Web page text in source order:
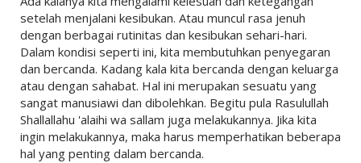
setelah menjalani kesibukan. Atau muncul rasa jenuh
dengan berbagai rutinitas dan kesibukan sehari-hari.
Dalam kondisi seperti ini, kita membutuhkan penyegaran
dan bercanda. Kadang kala kita bercanda dengan keluarga
atau dengan sahabat. Hal ini merupakan sesuatu yang
sangat manusiawi dan dibolehkan. Begitu pula Rasulullah
Shallallahu 'alaihi wa sallam juga melakukannya. Jika kita
ingin melakukannya, maka harus memperhatikan beberapa
hal yang penting dalam bercanda.